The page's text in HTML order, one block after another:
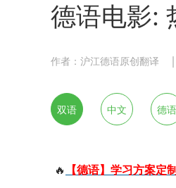
德语电影:
作者：沪江德语原创翻译
双语 中文 德语
🔥 【德语】学习方案定